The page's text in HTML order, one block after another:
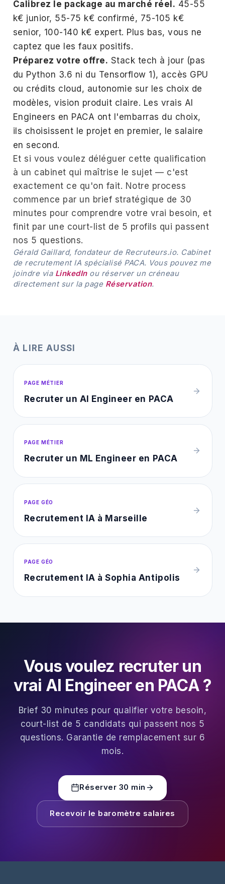
Calibrez le package au marché réel. 45-55
k€ junior, 55-75 k€ confirmé, 75-105 k€
senior, 100-140 k€ expert. Plus bas, vous ne
captez que les faux positifs.
Préparez votre offre. Stack tech à jour (pas
du Python 3.6 ni du Tensorflow 1), accès GPU
ou crédits cloud, autonomie sur les choix de
modèles, vision produit claire. Les vrais AI
Engineers en PACA ont l'embarras du choix,
ils choisissent le projet en premier, le salaire
en second.
Et si vous voulez déléguer cette qualification
à un cabinet qui maîtrise le sujet — c'est
exactement ce qu'on fait. Notre process
commence par un brief stratégique de 30
minutes pour comprendre votre vrai besoin, et
finit par une court-list de 5 profils qui passent
nos 5 questions.
Gérald Gaillard, fondateur de Recruteurs.io. Cabinet
de recrutement IA spécialisé PACA. Vous pouvez me
joindre via LinkedIn ou réserver un créneau
directement sur la page Réservation.
À LIRE AUSSI
PAGE MÉTIER
Recruter un AI Engineer en PACA
PAGE MÉTIER
Recruter un ML Engineer en PACA
PAGE GÉO
Recrutement IA à Marseille
PAGE GÉO
Recrutement IA à Sophia Antipolis
Vous voulez recruter un
vrai AI Engineer en PACA ?
Brief 30 minutes pour qualifier votre besoin,
court-list de 5 candidats qui passent nos 5
questions. Garantie de remplacement sur 6
mois.
Réserver 30 min
Recevoir le baromètre salaires